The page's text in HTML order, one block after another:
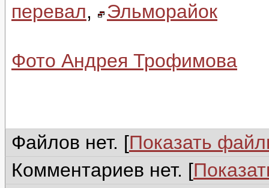
перевал, Эльморайок
Фото Андрея Трофимова
Файлов нет. [Показать
Комментариев нет. [